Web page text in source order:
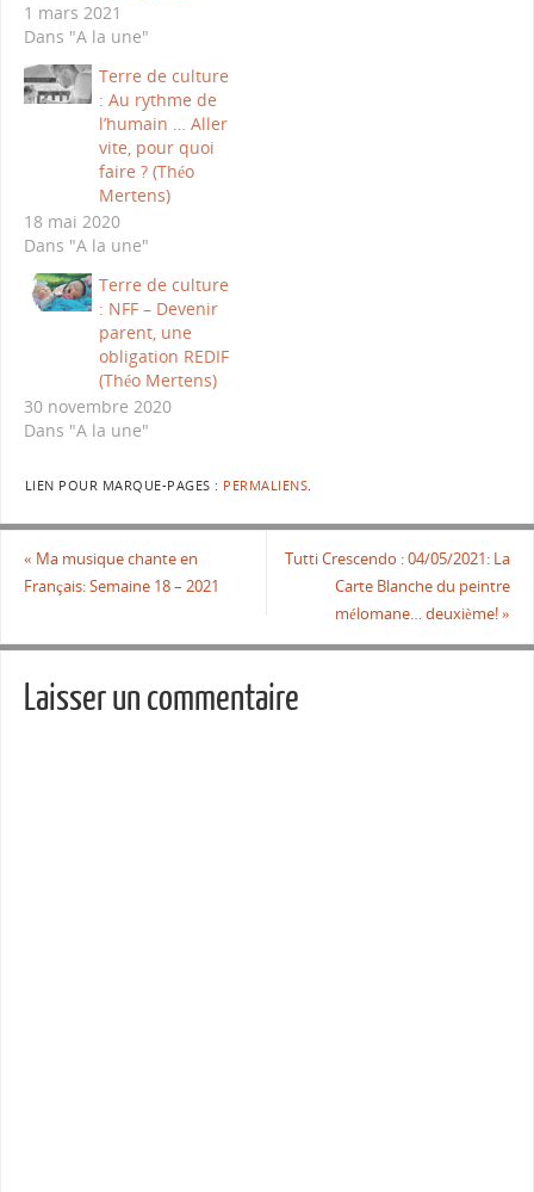
1 mars 2021
Dans "A la une"
Terre de culture
: Au rythme de
l’humain … Aller
vite, pour quoi
faire ? (Théo
Mertens)
18 mai 2020
Dans "A la une"
Terre de culture
: NFF – Devenir
parent, une
obligation REDIF
(Théo Mertens)
30 novembre 2020
Dans "A la une"
LIEN POUR MARQUE-PAGES : PERMALIENS
« Ma musique chante en
Français: Semaine 18 – 2021
Tutti Crescendo : 04/05/2021: La
Carte Blanche du peintre
mélomane… deuxième!»
Laisser un commentaire